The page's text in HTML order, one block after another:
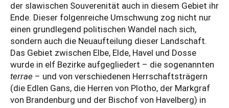
der slawischen Souverenität auch in diesem Gebiet ihr
Ende. Dieser folgenreiche Umschwung zog nicht nur
einen grundlegend politischen Wandel nach sich,
sondern auch die Neuaufteilung dieser Landschaft.
Das Gebiet zwischen Elbe, Elde, Havel und Dosse
wurde in elf Bezirke aufgegliedert – die sogenannten
terrae – und von verschiedenen Herrschaftsträgern
(die Edlen Gans, die Herren von Plotho, der Markgraf
von Brandenburg und der Bischof von Havelberg) in